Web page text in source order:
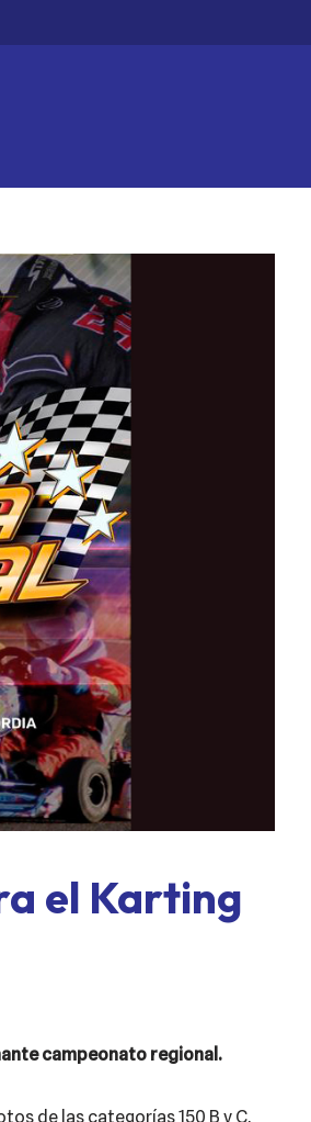
el Karting
campeonato regional.
de las categorías 150 B y C,
ASME al límite: Paraná, formato
exprés y un domingo a todo o nada